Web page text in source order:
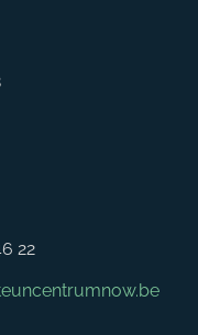
22